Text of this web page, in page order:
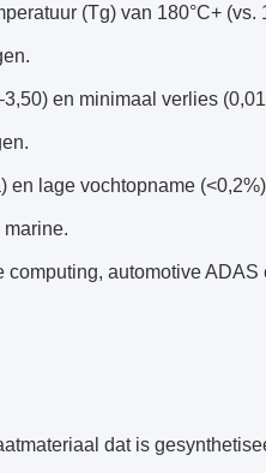
(Tg) van 180°C+ (vs.
en minimaal verlies
lage vochtopname
automotive
dat is